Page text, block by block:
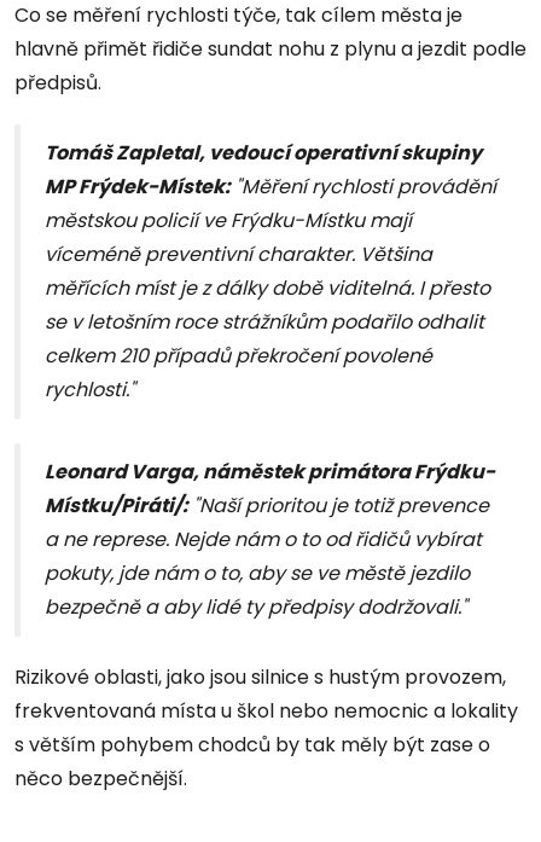
Co se měření rychlosti týče, tak cílem města je
hlavně přimět řidiče sundat nohu z plynu a jezdit podle
předpisů.
Tomáš Zapletal, vedoucí operativní skupiny
MP Frýdek-Místek:"Měření rychlosti provádění
městskou policií ve Frýdku-Místku mají
víceméně preventivní charakter. Většina
měřících míst je z dálky době viditelná. I přesto
se v letošním roce strážníkům podařilo odhalit
celkem 210 případů překročení povolené
rychlosti."
Leonard Varga, náměstek primátora Frýdku-
Místku/Piráti/:"Naší prioritou je totiž prevence
a ne represe. Nejde nám o to od řidičů vybírat
pokuty, jde nám o to, aby se ve městě jezdilo
bezpečně a aby lidé ty předpisy dodržovali."
Rizikové oblasti, jako jsou silnice s hustým provozem,
frekventovaná místa u škol nebo nemocnic a lokality
s větším pohybem chodců by tak měly být zase o
něco bezpečnější.